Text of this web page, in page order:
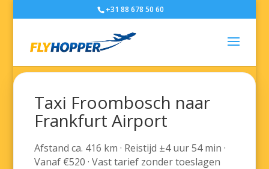
+31 88 678 50 60
Taxi Froombosch naar
Frankfurt Airport
Afstand ca. 416 km · Reistijd ±4 uur 54 min ·
Vanaf €520 · Vast tarief zonder toeslagen